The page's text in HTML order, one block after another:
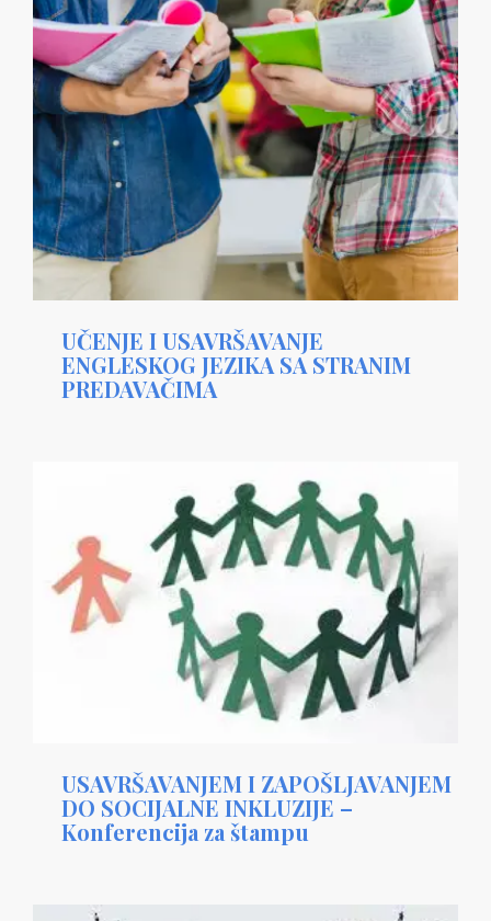
UČENJE I USAVRŠAVANJE
ENGLESKOG JEZIKA SA STRANIM
PREDAVAČIMA
USAVRŠAVANJEM I ZAPOŠLJAVANJEM
DO SOCIJALNE INKLUZIJE –
Konferencija za štampu